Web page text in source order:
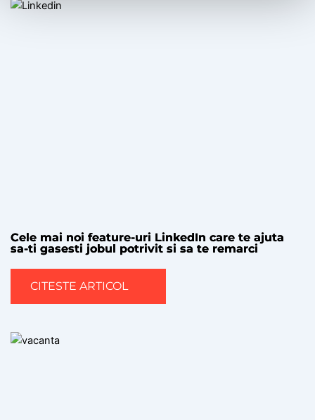
Cele mai noi feature-uri LinkedIn care te ajuta
sa-ti gasesti jobul potrivit si sa te remarci
CITESTE ARTICOL